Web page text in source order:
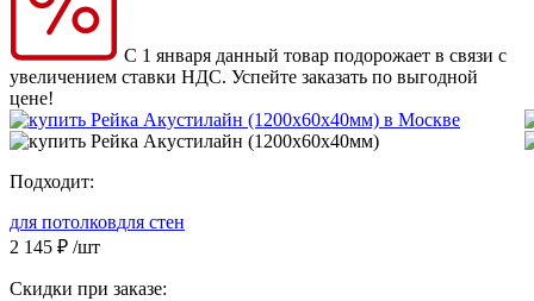
С 1 января данный товар подорожает в связи с
увеличением ставки НДС. Успейте заказать по выгодной
цене!
Подходит:
для потолковдля стен
2 145 ₽ /шт
Скидки при заказе: